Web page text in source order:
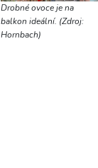
Drobné ovoce je na
balkon ideální. (Zdroj:
Hornbach)